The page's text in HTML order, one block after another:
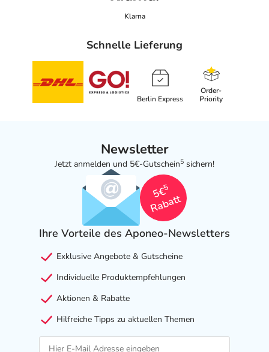
Klarna
Schnelle Lieferung
Berlin Express
Order-
Priority
Newsletter
Jetzt anmelden und 5€-Gutschein5 sichern!
5€
5
Rabatt
Ihre Vorteile des Aponeo-Newsletters
Exklusive Angebote & Gutscheine
Individuelle Produktempfehlungen
Aktionen & Rabatte
Hilfreiche Tipps zu aktuellen Themen